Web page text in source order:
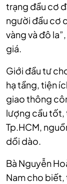
trạng đầu cơ
người đầu cơ
vàng và đô
giá.
Giới đầu tư
hạ tầng, tiện
giao thông
lượng cầu tốt,
Tp.HCM,
dồi dào.
Bà Nguyễn
Nam cho biết,